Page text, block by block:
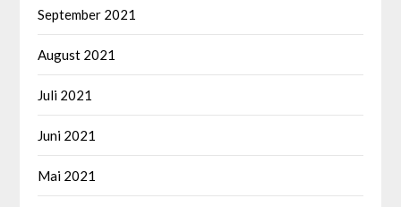
September 2021
August 2021
Juli 2021
Juni 2021
Mai 2021